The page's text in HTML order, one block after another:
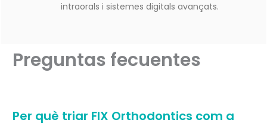
intraorals i sistemes digitals avançats.
Preguntas fecuentes
Per què triar FIX Orthodontics com a